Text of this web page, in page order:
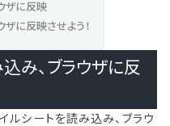
ザに反映
ザに反映させよう！
み、ブラウザに反
ルシートを読み込み、ブラウ